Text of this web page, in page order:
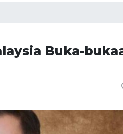
Buka-